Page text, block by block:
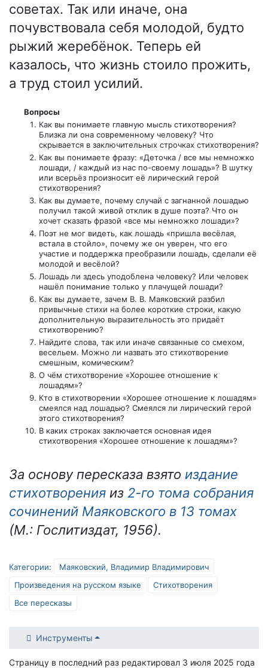
советах. Так или иначе, она
почувствовала себя молодой, будто
рыжий жеребёнок. Теперь ей
казалось, что жизнь стоило прожить,
а труд стоил усилий.
Вопросы
Как вы понимаете главную мысль стихотворения?
Близка ли она современному человеку? Что
скрывается в заключительных строчках стихотворения?
Как вы понимаете фразу: «Деточка / все мы немножко
лошади, / каждый из нас по-своему лошадь»? В шутку
или всерьёз произносит её лирический герой
стихотворения?
Как вы думаете, почему случай с загнанной лошадью
получил такой живой отклик в душе поэта? Что он
хочет сказать фразой «все мы немножко лошади»?
Поэт не мог видеть, как лошадь «пришла весёлая,
встала в стойло», почему же он уверен, что его
участие и поддержка преобразили лошадь, сделали её
молодой и весёлой?
Лошадь ли здесь уподоблена человеку? Или человек
нашёл понимание только у плачущей лошади?
Как вы думаете, зачем В. В. Маяковский разбил
привычные стихи на более короткие строки, какую
дополнительную выразительность это придаёт
стихотворению?
Найдите слова, так или иначе связанные со смехом,
весельем. Можно ли назвать это стихотворение
смешным, комическим?
О чём стихотворение «Хорошее отношение к
лошадям»?
Кто в стихотворении «Хорошее отношение к лошадям»
смеялся над лошадью? Смеялся ли лирический герой
этого стихотворения?
В каких строках заключается основная идея
стихотворения «Хорошее отношение к лошадям»?
За основу пересказа взято издание
стихотворения из 2-го тома собрания
сочинений Маяковского в 13 томах
(М.: Гослитиздат, 1956).
Категории:
Маяковский, Владимир Владимирович
Произведения на русском языке
Стихотворения
Все пересказы
Инструменты
Страницу в последний раз редактировал 3 июля 2025 года